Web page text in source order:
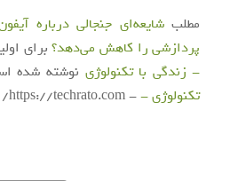
مطلب
پردازشی را کاهش می‌دهد؟برای
- زندگی با تکنولوژی نوشته شده
تکنولوژی -- https://techrato.com/